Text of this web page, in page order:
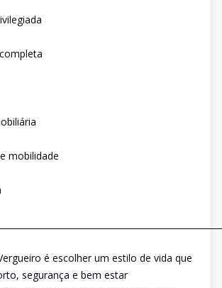
mobilidade
é escolher um estilo de vida que
segurança e bem estar